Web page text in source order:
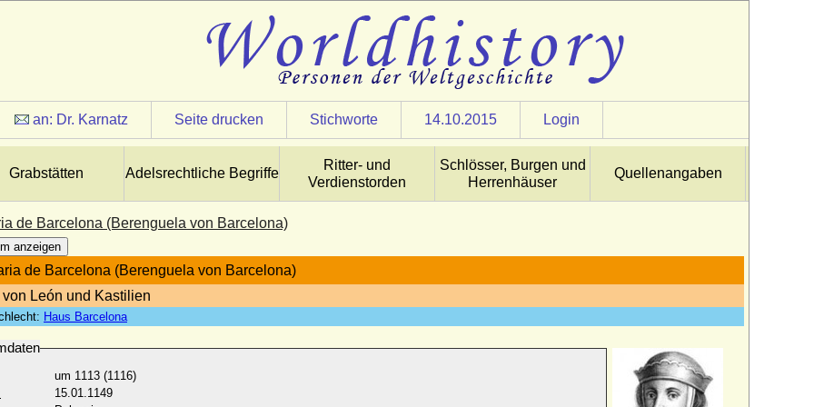
an: Dr. Karnatz Seite drucken Stichworte 14.10.2015 Login
Grabstätten Adelsrechtliche Begriffe
Ritter- und
Verdienstorden
Schlösser, Burgen und
Herrenhäuser
Quellenangaben
de Barcelona (Berenguela von Barcelona)
anzeigen
de Barcelona (Berenguela von Barcelona)
León und Kastilien
Haus Barcelona
um 1113 (1116)
15.01.1149